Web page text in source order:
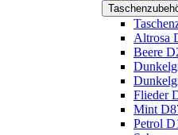
Altrosa
Beere
Flieder
Mint
Petrol